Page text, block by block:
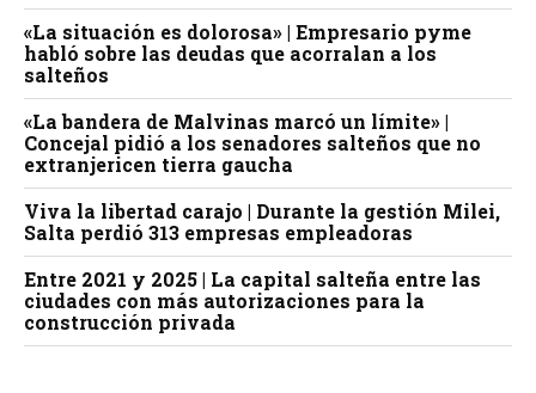
«La situación es dolorosa» | Empresario pyme
habló sobre las deudas que acorralan a los
salteños
«La bandera de Malvinas marcó un límite» |
Concejal pidió a los senadores salteños que no
extranjericen tierra gaucha
Viva la libertad carajo | Durante la gestión Milei,
Salta perdió 313 empresas empleadoras
Entre 2021 y 2025 | La capital salteña entre las
ciudades con más autorizaciones para la
construcción privada